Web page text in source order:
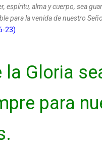
espíritu, alma y cuerpo, sea
para la venida de nuestro
23)
la Gloria
para